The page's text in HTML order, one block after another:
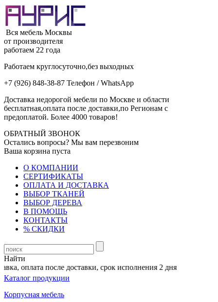
Вся мебель Москвы
от производителя
работаем 22 года
Работаем круглосуточно,без выходных
+7 (926) 848-38-87 Телефон / WhatsApp
Доставка недорогой мебели по Москве и области
бесплатная,оплата после доставки,по Регионам с
предоплатой. Более 4000 товаров!
ОБРАТНЫЙ ЗВОНОК
Остались вопросы? Мы вам перезвоним
Ваша корзина пуста
О КОМПАНИИ
СЕРТИФИКАТЫ
ОПЛАТА И ДОСТАВКА
ВЫБОР ТКАНЕЙ
ВЫБОР ДЕРЕВА
В ПОМОЩЬ
КОНТАКТЫ
% СКИДКИ
Найти
оплата после доставки, срок исполнения 2 дня
Каталог продукции
Корпусная мебель